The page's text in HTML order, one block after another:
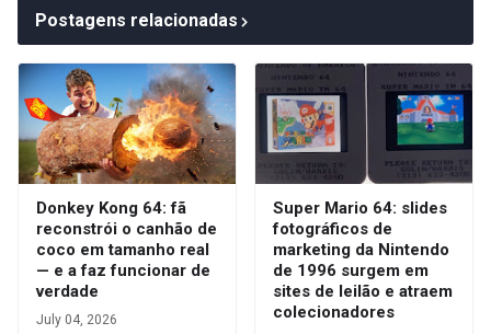
Postagens relacionadas
Donkey Kong 64: fã
reconstrói o canhão de
coco em tamanho real
— e a faz funcionar de
verdade
July 04, 2026
Super Mario 64: slides
fotográficos de
marketing da Nintendo
de 1996 surgem em
sites de leilão e atraem
colecionadores